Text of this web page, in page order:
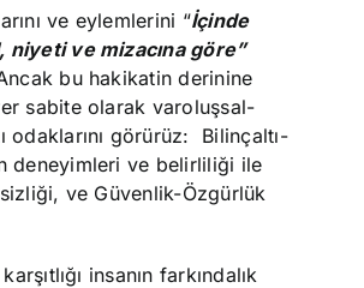
ve eylemlerini “İçinde
niyeti ve mizacına göre”
bu hakikatin derinine
sabite olarak varoluşsal-
odaklarını görürüz: Bilinçaltı-
deneyimleri ve belirliliği ile
ve Güvenlik-Özgürlük
insanın farkındalık